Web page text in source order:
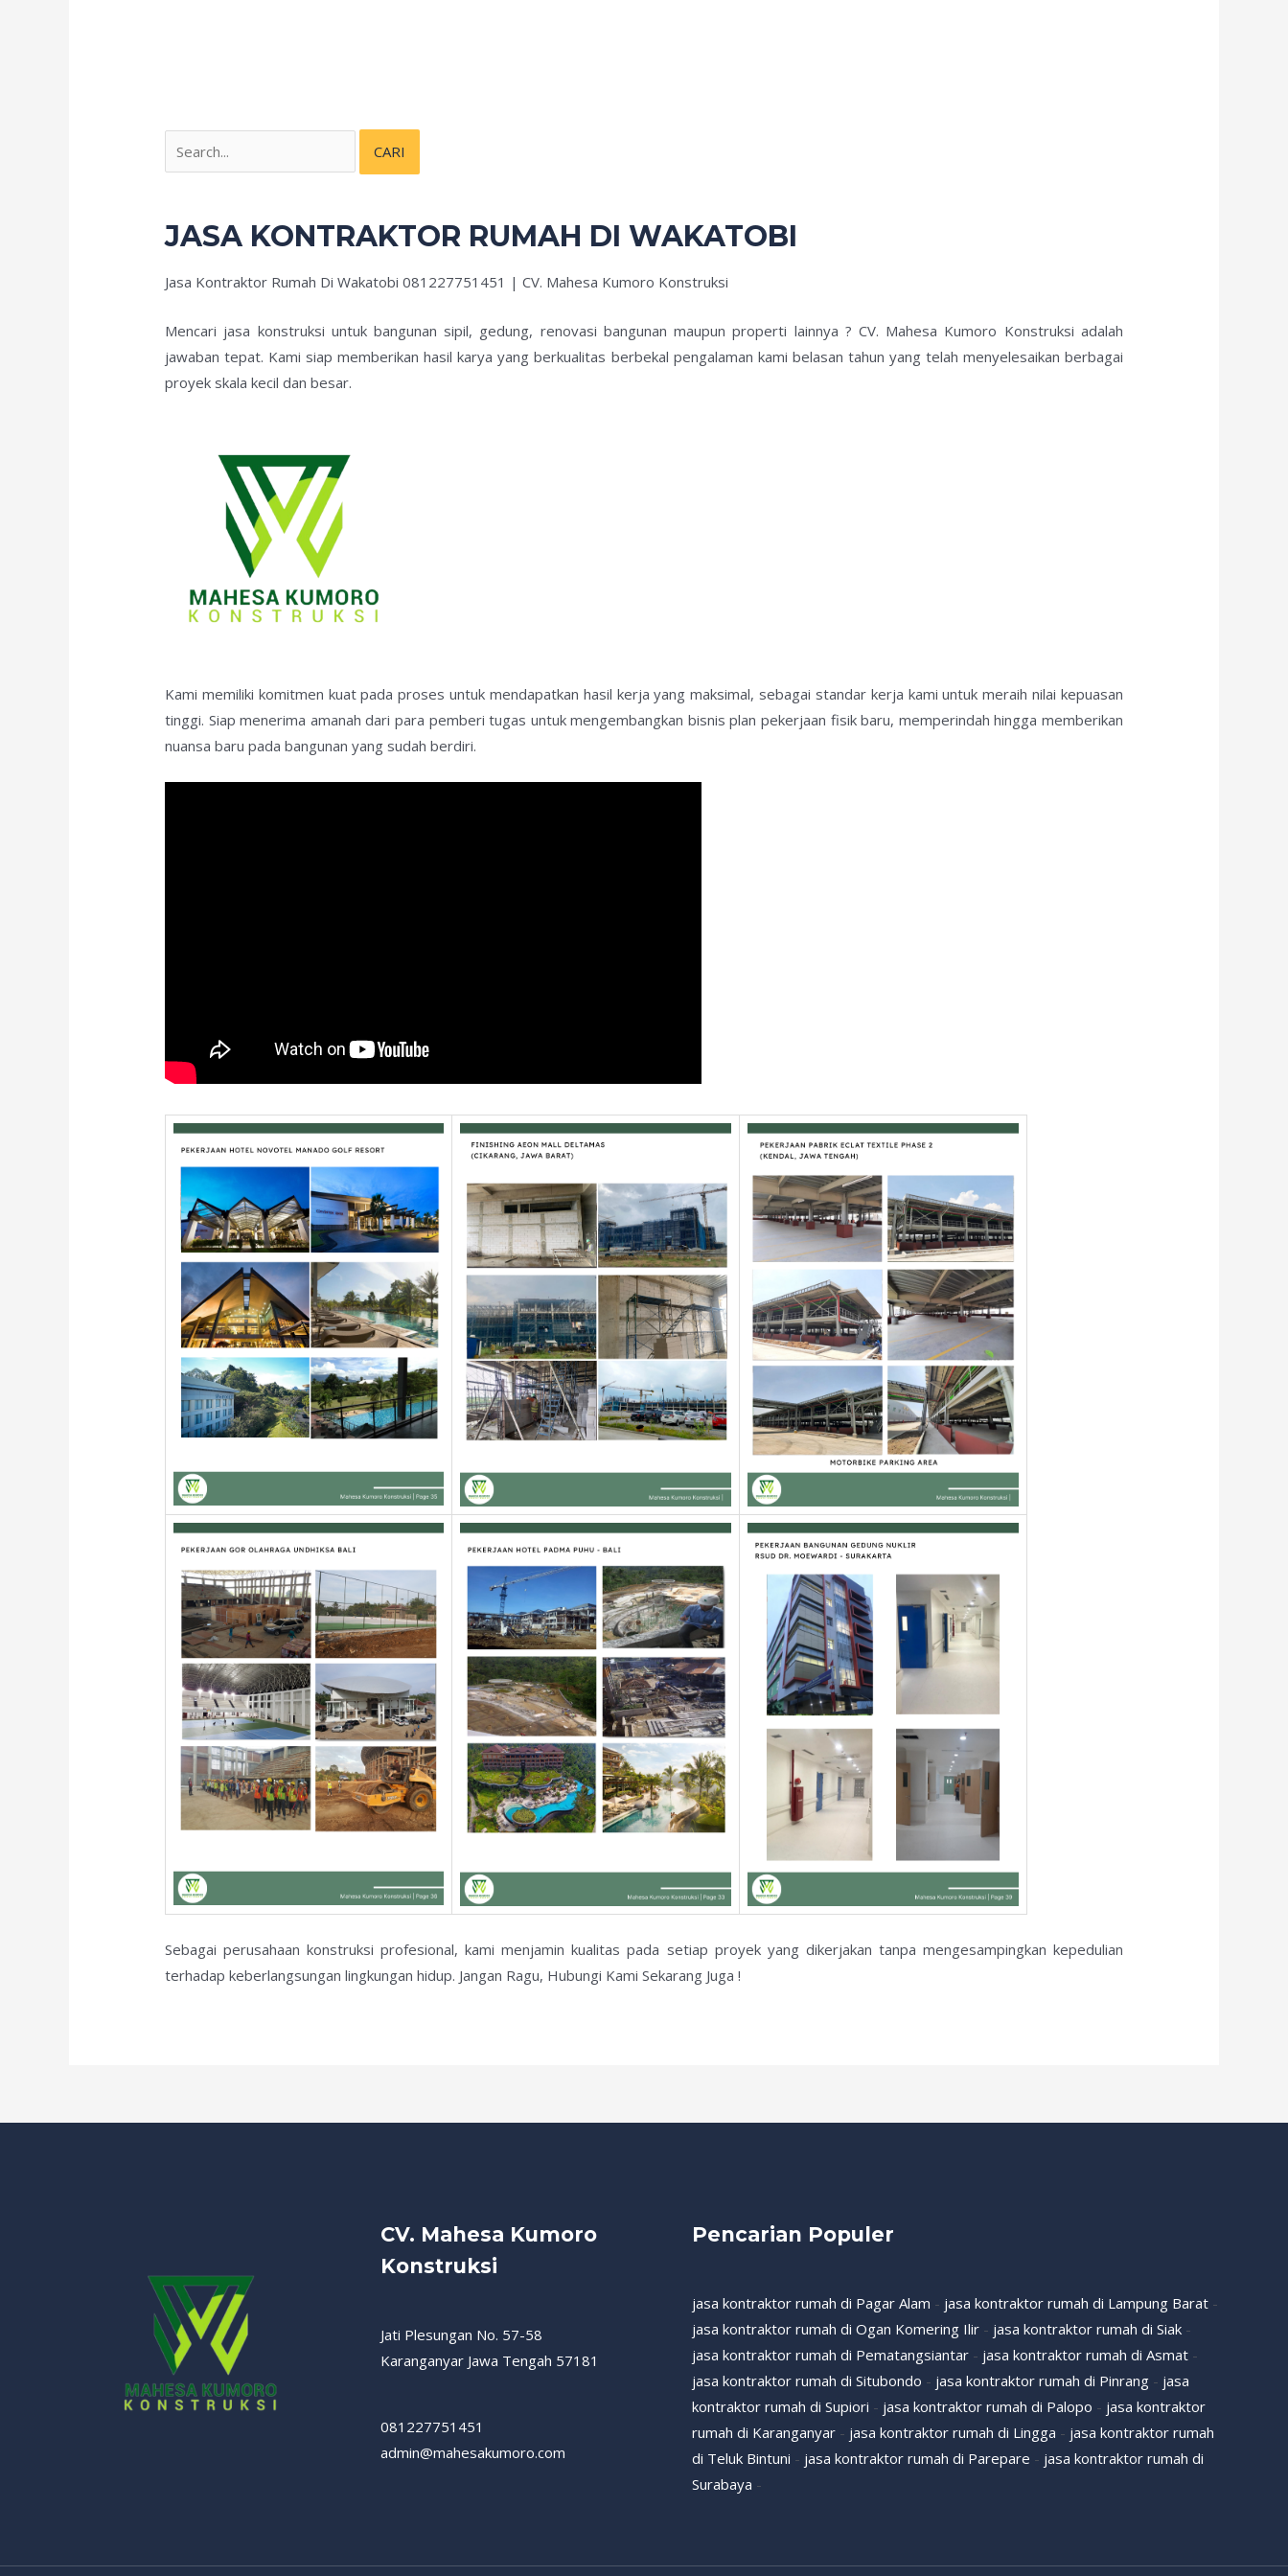
JASA KONTRAKTOR RUMAH DI WAKATOBI
Jasa Kontraktor Rumah Di Wakatobi 081227751451 | CV. Mahesa Kumoro Konstruksi
Mencari jasa konstruksi untuk bangunan sipil, gedung, renovasi bangunan maupun properti lainnya ? CV. Mahesa Kumoro Konstruksi adalah
jawaban tepat. Kami siap memberikan hasil karya yang berkualitas berbekal pengalaman kami belasan tahun yang telah menyelesaikan berbagai
proyek skala kecil dan besar.
Kami memiliki komitmen kuat pada proses untuk mendapatkan hasil kerja yang maksimal, sebagai standar kerja kami untuk meraih nilai kepuasan
tinggi. Siap menerima amanah dari para pemberi tugas untuk mengembangkan bisnis plan pekerjaan fisik baru, memperindah hingga memberikan
nuansa baru pada bangunan yang sudah berdiri.
Sebagai perusahaan konstruksi profesional, kami menjamin kualitas pada setiap proyek yang dikerjakan tanpa mengesampingkan kepedulian
terhadap keberlangsungan lingkungan hidup. Jangan Ragu, Hubungi Kami Sekarang Juga !
CV. Mahesa Kumoro
Konstruksi
Jati Plesungan No. 57-58
Karanganyar Jawa Tengah 57181
081227751451
admin@mahesakumoro.com
Pencarian Populer
jasa kontraktor rumah di Pagar Alam - jasa kontraktor rumah di Lampung Barat -
jasa kontraktor rumah di Ogan Komering Ilir - jasa kontraktor rumah di Siak -
jasa kontraktor rumah di Pematangsiantar - jasa kontraktor rumah di Asmat -
jasa kontraktor rumah di Situbondo - jasa kontraktor rumah di Pinrang - jasa
kontraktor rumah di Supiori - jasa kontraktor rumah di Palopo - jasa kontraktor
rumah di Karanganyar - jasa kontraktor rumah di Lingga - jasa kontraktor rumah
di Teluk Bintuni - jasa kontraktor rumah di Parepare - jasa kontraktor rumah di
Surabaya -